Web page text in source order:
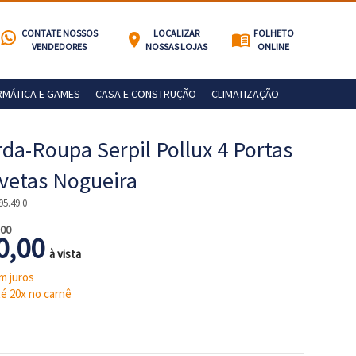
CONTATE NOSSOS
VENDEDORES
location_on
LOCALIZAR
NOSSAS LOJAS
menu_book FOLHETO
ONLINE
E GAMES CASA E CONSTRUÇÃO CLIMATIZAÇÃO
Roupa Serpil Pollux 4 Portas
Nogueira
à vista
juros
20x no carnê